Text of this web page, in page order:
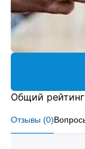
Отзывы (0)
Общий